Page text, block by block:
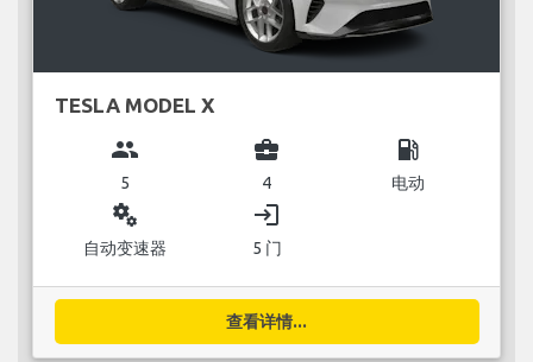
TESLA MODEL X
group
5
business_center
4
local_gas_station
电动
miscellaneous_services
自动变速器
login
5 门
查看详情...